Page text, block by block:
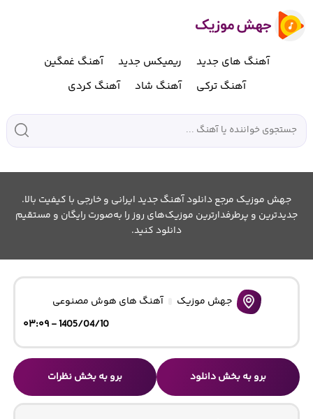
آهنگ های جدید ریمیکس جدید
آهنگ غمگین
آهنگ ترکی
آهنگ شاد آهنگ کردی
جهش موزیک مرجع دانلود آهنگ جدید ایرانی و خارجی با کیفیت بالا.
جدیدترین و پرطرفدارترین موزیک‌های روز را به‌صورت رایگان و مستقیم
دانلود کنید.
جهش موزیک
آهنگ های هوش مصنوعی
1405/04/10 - ۰۳:۰۹
برو به بخش دانلود برو به بخش نظرات